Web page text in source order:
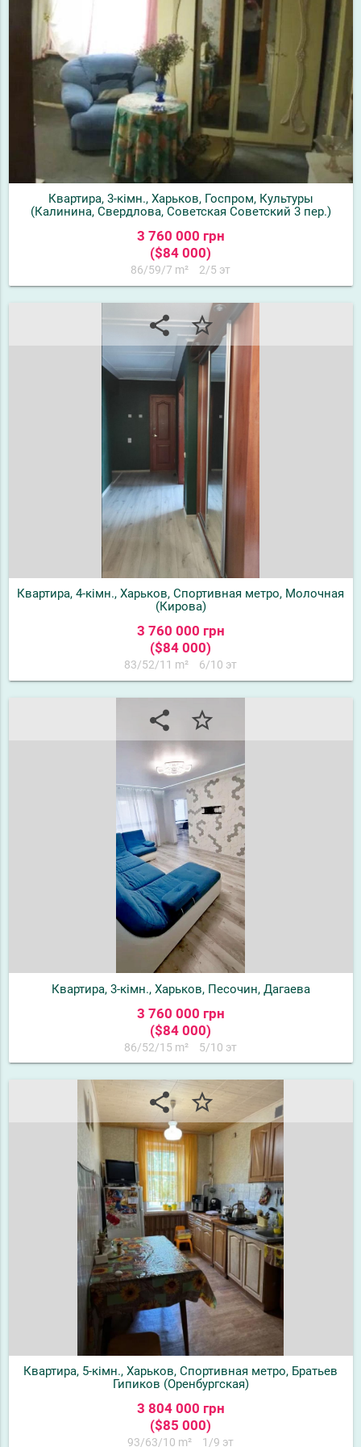
Квартира, 3-кімн., Харьков, Госпром, Культуры
(Калинина, Свердлова, Советская Советский 3 пер.)
3 760 000 грн
($84 000)
86/59/7 m² 2/5 эт
share star_border
Квартира, 4-кімн., Харьков, Спортивная метро, Молочная
(Кирова)
3 760 000 грн
($84 000)
83/52/11 m² 6/10 эт
share star_border
Квартира, 3-кімн., Харьков, Песочин, Дагаева
3 760 000 грн
($84 000)
86/52/15 m² 5/10 эт
share star_border
Квартира, 5-кімн., Харьков, Спортивная метро, Братьев
Гипиков (Оренбургская)
3 804 000 грн
($85 000)
93/63/10 m² 1/9 эт